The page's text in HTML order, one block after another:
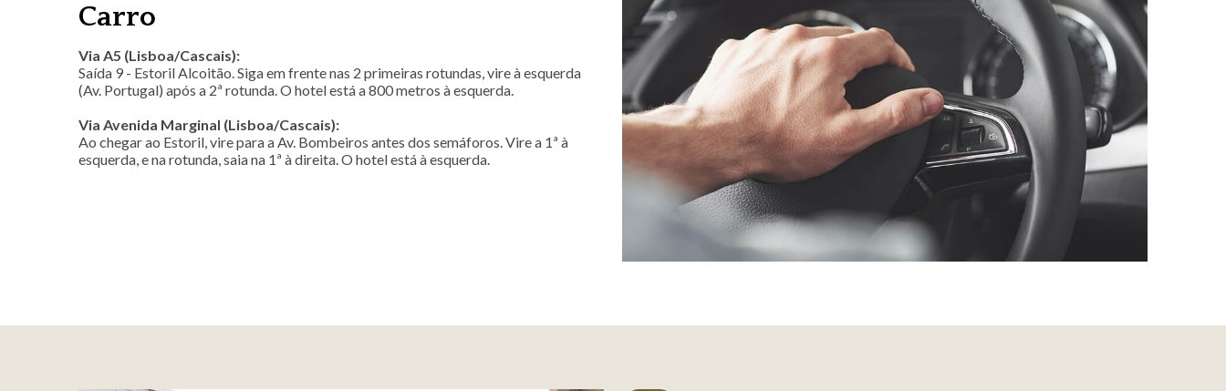
Carro
Via A5 (Lisboa/Cascais):
Saída 9 - Estoril Alcoitão. Siga em frente nas 2 primeiras rotundas, vire à esquerda
(Av. Portugal) após a 2ª rotunda. O hotel está a 800 metros à esquerda.
Via Avenida Marginal (Lisboa/Cascais):
Ao chegar ao Estoril, vire para a Av. Bombeiros antes dos semáforos. Vire a 1ª à
esquerda, e na rotunda, saia na 1ª à direita. O hotel está à esquerda.